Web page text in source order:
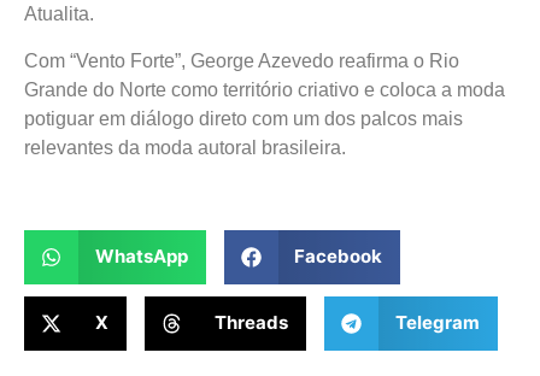
Atualita.
Com “Vento Forte”, George Azevedo reafirma o Rio
Grande do Norte como território criativo e coloca a moda
potiguar em diálogo direto com um dos palcos mais
relevantes da moda autoral brasileira.
WhatsApp Facebook
X Threads Telegram